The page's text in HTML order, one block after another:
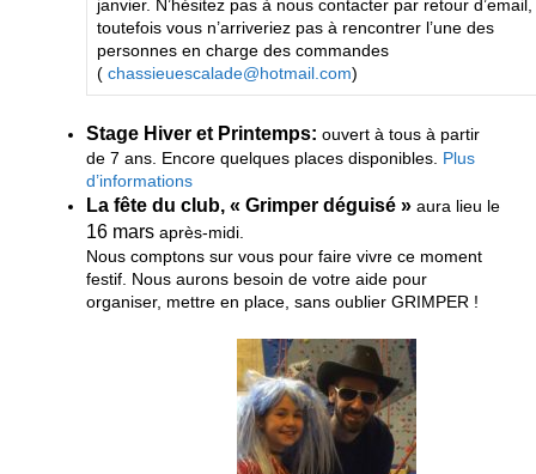
janvier. N’hésitez pas à nous contacter par retour d’email,
toutefois vous n’arriveriez pas à rencontrer l’une des
personnes en charge des commandes
( chassieuescalade@hotmail.com)
Stage Hiver et Printemps: ouvert à tous à partir
de 7 ans. Encore quelques places disponibles. Plus
d’informations
La fête du club, « Grimper déguisé » aura lieu le
16 mars après-midi.
Nous comptons sur vous pour faire vivre ce moment
festif. Nous aurons besoin de votre aide pour
organiser, mettre en place, sans oublier GRIMPER !